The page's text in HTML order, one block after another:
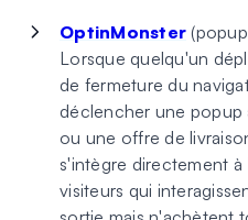
OptinMonster
Lorsque quelqu'un
de fermeture du
déclencher une
ou une offre de
s'intègre directement
visiteurs qui